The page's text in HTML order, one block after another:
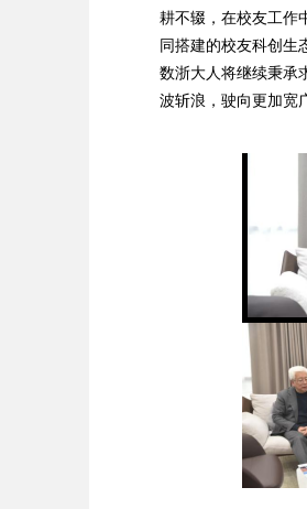
耕不辍，在校友工作
同搭建的校友科创生
数浙大人将继续秉承
波斩浪，驶向更加宽